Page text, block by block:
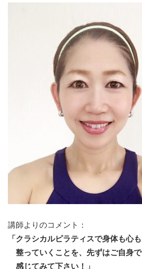
講師よりのコメント：
「クラシカルピラティスで身体も心も
整っていくことを、先ずはご自身で
感じてみて下さい！」